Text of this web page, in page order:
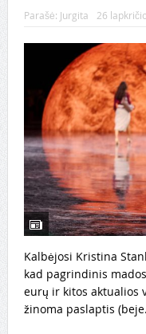
Parašė: Jurgita 26
Kalbėjosi Kristina
kad pagrindinis
eurų ir kitos aktualios
žinoma paslaptis